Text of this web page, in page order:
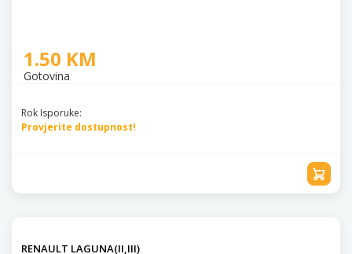
1.50 KM
Gotovina
Rok Isporuke:
Provjerite dostupnost!
RENAULT LAGUNA(II,III)